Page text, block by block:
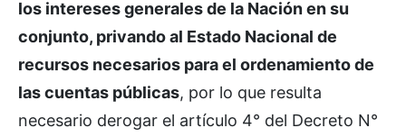
los intereses generales de la Nación en su
conjunto, privando al Estado Nacional de
recursos necesarios para el ordenamiento de
las cuentas públicas, por lo que resulta
necesario derogar el artículo 4° del Decreto N°